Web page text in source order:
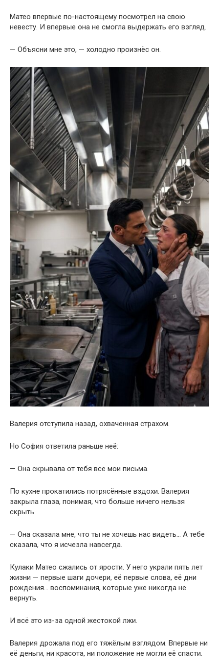
Матео впервые по-настоящему посмотрел на свою
невесту. И впервые она не смогла выдержать его взгляд.
— Объясни мне это, — холодно произнёс он.
Валерия отступила назад, охваченная страхом.
Но София ответила раньше неё:
— Она скрывала от тебя все мои письма.
По кухне прокатились потрясённые вздохи. Валерия
закрыла глаза, понимая, что больше ничего нельзя
скрыть.
— Она сказала мне, что ты не хочешь нас видеть… А тебе
сказала, что я исчезла навсегда.
Кулаки Матео сжались от ярости. У него украли пять лет
жизни — первые шаги дочери, её первые слова, её дни
рождения… воспоминания, которые уже никогда не
вернуть.
И всё это из-за одной жестокой лжи.
Валерия дрожала под его тяжёлым взглядом. Впервые ни
её деньги, ни красота, ни положение не могли её спасти.